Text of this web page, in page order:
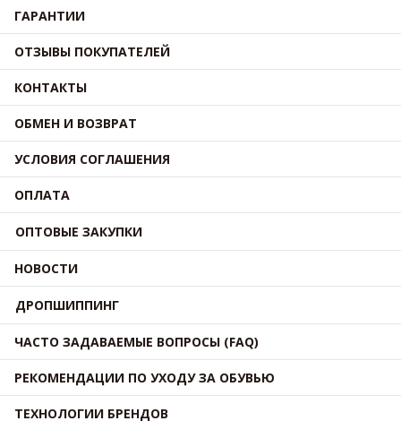
ГАРАНТИИ
ОТЗЫВЫ ПОКУПАТЕЛЕЙ
КОНТАКТЫ
ОБМЕН И ВОЗВРАТ
УСЛОВИЯ СОГЛАШЕНИЯ
ОПЛАТА
ОПТОВЫЕ ЗАКУПКИ
НОВОСТИ
ДРОПШИППИНГ
ЧАСТО ЗАДАВАЕМЫЕ ВОПРОСЫ (FAQ)
РЕКОМЕНДАЦИИ ПО УХОДУ ЗА ОБУВЬЮ
ТЕХНОЛОГИИ БРЕНДОВ